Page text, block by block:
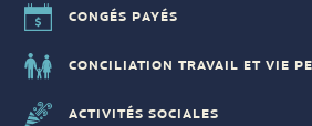
CONGÉS PAYÉS
CONCILIATION TRAVAIL ET VIE
ACTIVITÉS SOCIALES